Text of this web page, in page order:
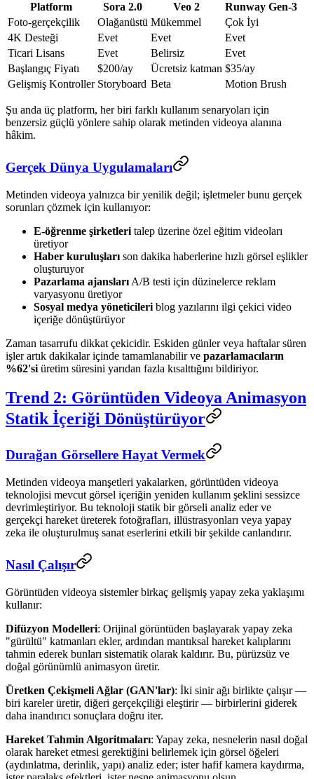
Platform Sora 2.0 Veo 2
Runway Gen-3
Foto-gerçekçilik
Olağanüstü Mükemmel
Çok İyi
4K Desteği
Evet Evet
Evet
Ticari Lisans
Evet Belirsiz
Evet
Başlangıç Fiyatı
$200/ay Ücretsiz katman $35/ay
Gelişmiş Kontroller Storyboard Beta Motion Brush
Şu anda üç platform, her biri farklı kullanım senaryoları için
benzersiz güçlü yönlere sahip olarak metinden videoya alanına
hâkim.
Gerçek Dünya Uygulamaları
Metinden videoya yalnızca bir yenilik değil; işletmeler bunu gerçek
sorunları çözmek için kullanıyor:
E-öğrenme şirketleri talep üzerine özel eğitim videoları
üretiyor
Haber kuruluşları son dakika haberlerine hızlı görsel eşlikler
oluşturuyor
Pazarlama ajansları A/B testi için düzinelerce reklam
varyasyonu üretiyor
Sosyal medya yöneticileri blog yazılarını ilgi çekici video
içeriğe dönüştürüyor
Zaman tasarrufu dikkat çekicidir. Eskiden günler veya haftalar süren
işler artık dakikalar içinde tamamlanabilir ve pazarlamacıların
%62'si üretim süresini yarıdan fazla kısalttığını bildiriyor.
Trend 2: Görüntüden Videoya Animasyon
Statik İçeriği Dönüştürüyor
Durağan Görsellere Hayat Vermek
Metinden videoya manşetleri yakalarken, görüntüden videoya
teknolojisi mevcut görsel içeriğin yeniden kullanım şeklini sessizce
devrimleştiriyor. Bu teknoloji statik bir görseli analiz eder ve
gerçekçi hareket üreterek fotoğrafları, illüstrasyonları veya yapay
zeka ile oluşturulmuş sanat eserlerini etkili bir şekilde canlandırır.
Nasıl Çalışır
Görüntüden videoya sistemler birkaç gelişmiş yapay zeka yaklaşımı
kullanır:
Difüzyon Modelleri: Orijinal görüntüden başlayarak yapay zeka
"gürültü" katmanları ekler, ardından mantıksal hareket kalıplarını
tahmin ederek bunları sistematik olarak kaldırır. Bu, pürüzsüz ve
doğal görünümlü animasyon üretir.
Üretken Çekişmeli Ağlar (GAN'lar): İki sinir ağı birlikte çalışır —
biri kareler üretir, diğeri gerçekçiliği eleştirir — birbirlerini giderek
daha inandırıcı sonuçlara doğru iter.
Hareket Tahmin Algoritmaları: Yapay zeka, nesnelerin nasıl doğal
olarak hareket etmesi gerektiğini belirlemek için görsel öğeleri
(aydınlatma, derinlik, yapı) analiz eder; ister hafif kamera kaydırma,